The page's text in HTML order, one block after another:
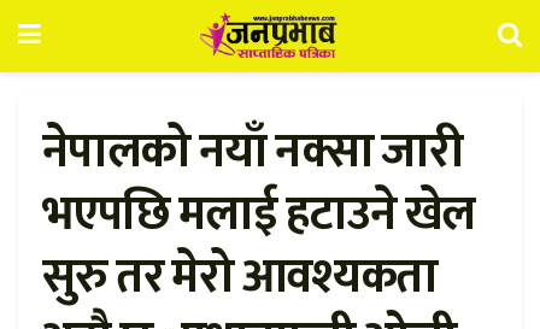
नेपालको नयाँ नक्सा जारी
भएपछि मलाई हटाउने खेल
सुरु तर मेरो आवश्यकता